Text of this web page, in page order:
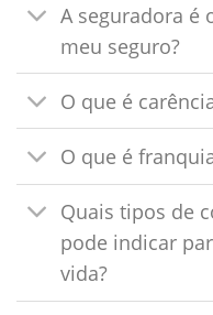
A seguradora é
meu seguro?
O que é
O que é
Quais tipos de
pode indicar
vida?